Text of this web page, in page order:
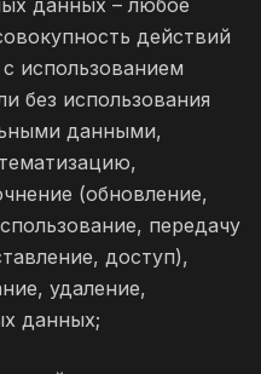
данных – любое
действий
использованием
без использования
данными,
(обновление,
передачу
доступ),
удаление,
данных;